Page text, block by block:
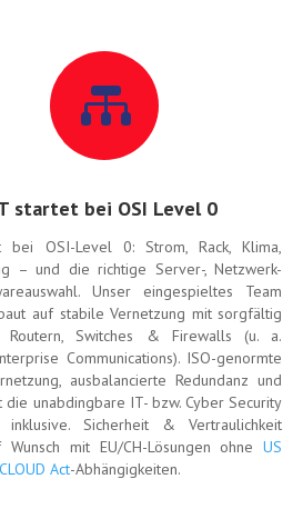

startet bei OSI Level 0
bei OSI-Level 0: Strom, Rack, Klima,
– und die richtige Server-, Netzwerk-
Unser eingespieltes Team
auf stabile Vernetzung mit sorgfältig
Routern, Switches & Firewalls (u. a.
Communications). ISO-genormte
ausbalancierte Redundanz und
unabdingbare IT- bzw. Cyber Security
inklusive. Sicherheit & Vertraulichkeit
Wunsch mit EU/CH-Lösungen ohneUS
CLOUD Act-Abhängigkeiten.